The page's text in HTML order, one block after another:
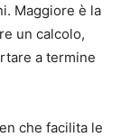
Maggiore è la
un calcolo,
a termine
che facilita le